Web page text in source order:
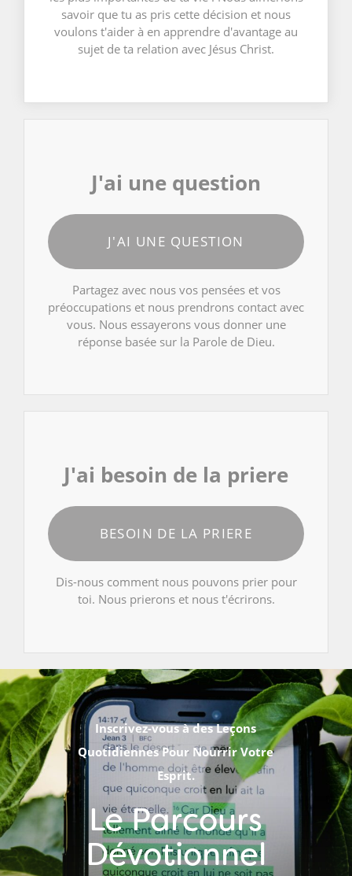
savoir que tu as pris cette décision et nous
voulons t'aider à en apprendre d'avantage au
sujet de ta relation avec Jésus Christ.
J'ai une question
J'AI UNE QUESTION
Partagez avec nous vos pensées et vos
préoccupations et nous prendrons contact avec
vous. Nous essayerons vous donner une
réponse basée sur la Parole de Dieu.
J'ai besoin de la priere
BESOIN DE LA PRIERE
Dis-nous comment nous pouvons prier pour
toi. Nous prierons et nous t'écrirons.
Inscrivez-vous à des Leçons
Quotidiennes Pour Nourrir Votre
Esprit.
Le Parcours
Dévotionnel